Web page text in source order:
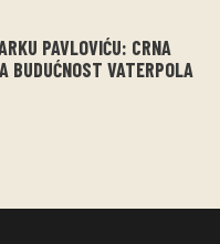
PAVLOVIĆU: CRNA
BUDUĆNOST VATERPOLA